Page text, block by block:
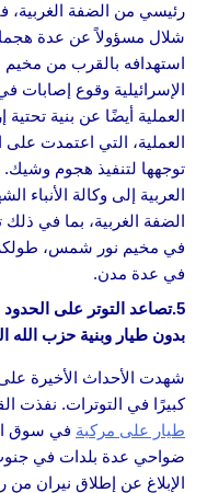
رئيسي من الضفة الغربية،
شلال مسؤولاً عن عدة
استهدافه بالقرب من مخيم
الإسرائيلية وقوع
العملية أيضًا عن بنية
العملية، التي اعتمدت على
توجهها لتنفيذ هجوم
العربية إلى وكالة
الضفة الغربية، بما في
في مخيم نور شمس،
في عدة مدن.
5.تصاعد التوتر على
بدون طيار وبنية حزب الله
شهدت الأحداث الأخيرة على
كبيرًا في التوترات. نفذت
طيار على مركبة في سوق
ضواحي عدة بلدات في جنوب
الإبلاغ عن إطلاق نيران من